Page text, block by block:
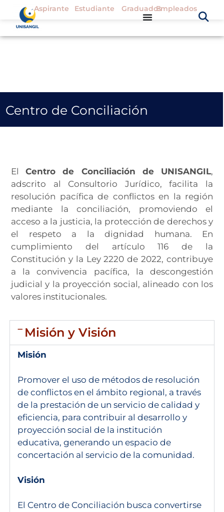
Aspirante Estudiante GraduadosEmpleados
Centro de Conciliación
ElCentro de Conciliación de UNISANGIL,
adscrito al Consultorio Jurídico, facilita la
resolución pacífica de conflictos en la región
mediante la conciliación, promoviendo el
acceso a la justicia, la protección de derechos y
el respeto a la dignidad humana. En
cumplimiento del artículo 116 de la
Constitución y la Ley 2220 de 2022, contribuye
a la convivencia pacífica, la descongestión
judicial y la proyección social, alineado con los
valores institucionales.
Misión y Visión
Misión
Promover el uso de métodos de resolución
de conflictos en el ámbito regional, a través
de la prestación de un servicio de calidad y
eficiencia, para contribuir al desarrollo y
proyección social de la institución
educativa, generando un espacio de
concertación al servicio de la comunidad.
Visión
El Centro de Conciliación busca convertirse